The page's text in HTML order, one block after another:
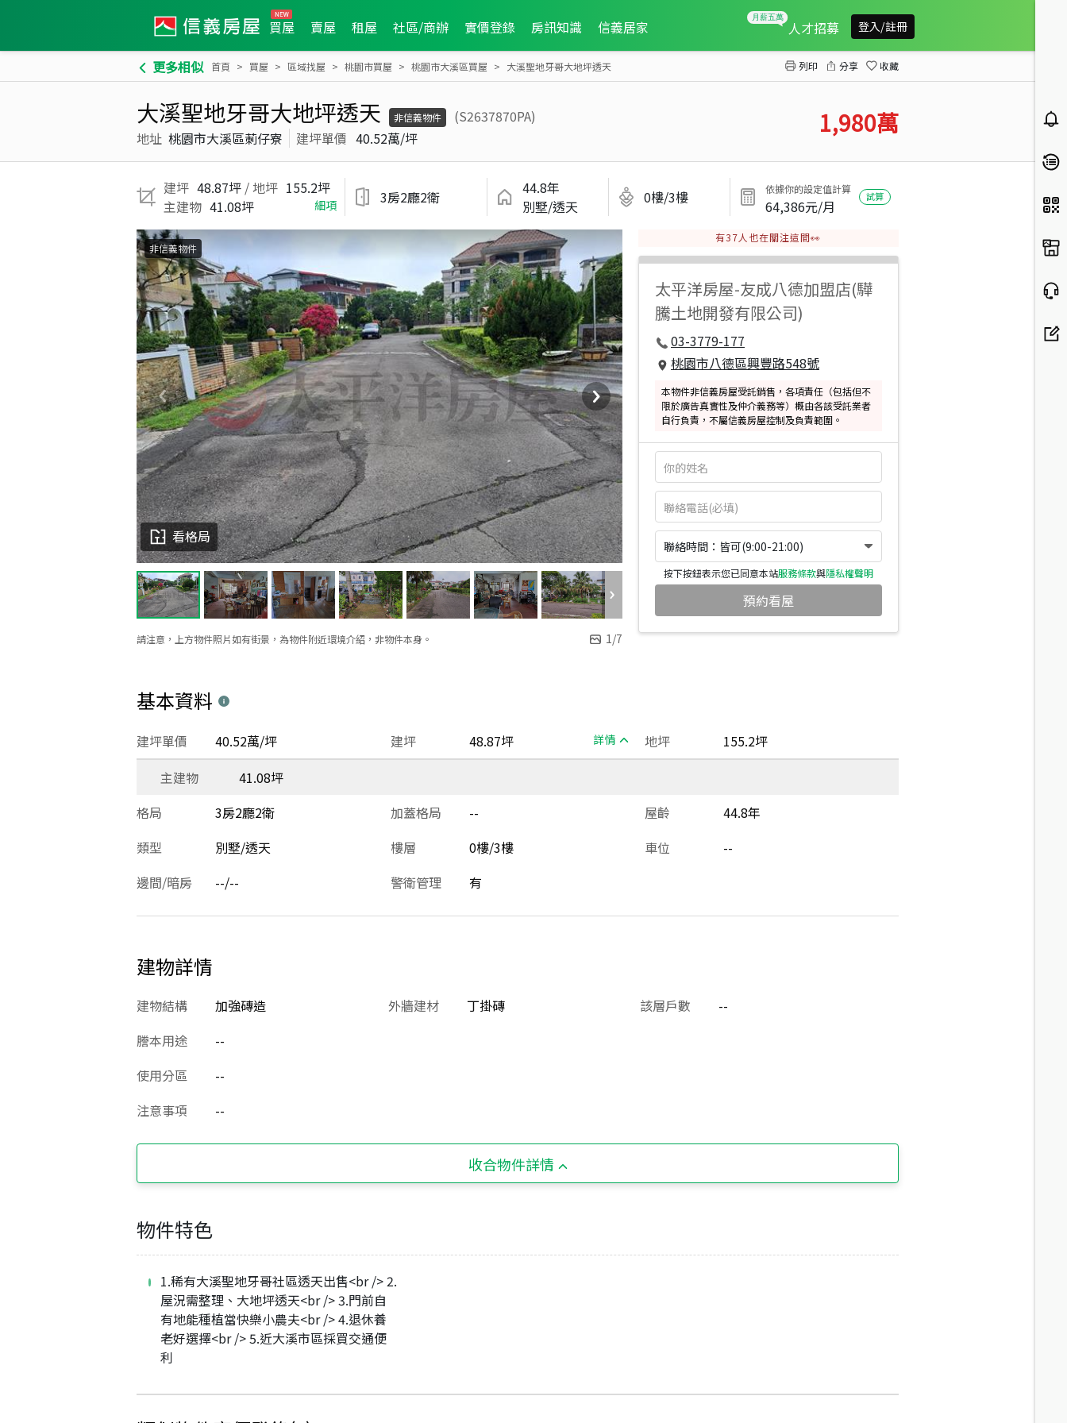
買屋 賣屋 租屋 社區/商辦 實價登錄 房訊知識 信義居家 人才招募 登入/註冊
更多相似 首頁 買屋 區域找屋 桃園市買屋 桃園市大溪區買屋 大溪聖地牙哥大地坪透天 列印 分享 收藏
大溪聖地牙哥大地坪透天 非信義物件
(S2637870PA)
地址 桃園市大溪區莿仔寮 建坪單價 40.52萬/坪 1,980萬
建坪 48.87坪 / 地坪 155.2坪
主建物 41.08坪 細項 3房2廳2衛
44.8年
別墅/透天
0樓/3樓 依據你的設定值計算
64,386元/月
試算
請注意，上方物件照片如有街景，為物件附近環境介紹，非物件本身。 1/7
看格局
非信義物件
有37人也在關注這間👀
太平洋房屋-友成八德加盟店(驊
騰土地開發有限公司)
03-3779-177
桃園市八德區興豐路548號
本物件非信義房屋受託銷售，各項責任（包括但不
限於廣告真實性及仲介義務等）概由各該受託業者
自行負責，不屬信義房屋控制及負責範圍。
聯絡時間：皆可(9:00-21:00)
按下按鈕表示您已同意本站服務條款與隱私權聲明
預約看屋
基本資料
建坪 48.87坪 詳情
建坪單價 40.52萬/坪 地坪
155.2坪
主建物
41.08坪
格局
3房2廳2衛 加蓋格局 -- 屋齡
44.8年
類型
別墅/透天 樓層 0樓/3樓 車位
--
邊間/暗房
--/-- 警衛管理 有
建物詳情
建物結構 加強磚造 外牆建材 丁掛磚 該層戶數
--
謄本用途
--
使用分區
--
注意事項
--
收合物件詳情
物件特色
1.稀有大溪聖地牙哥社區透天出售<br /> 2.
屋況需整理、大地坪透天<br /> 3.門前自
有地能種植當快樂小農夫<br /> 4.退休養
老好選擇<br /> 5.近大溪市區採買交通便
利